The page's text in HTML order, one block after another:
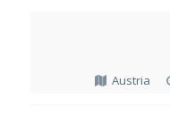
Austria